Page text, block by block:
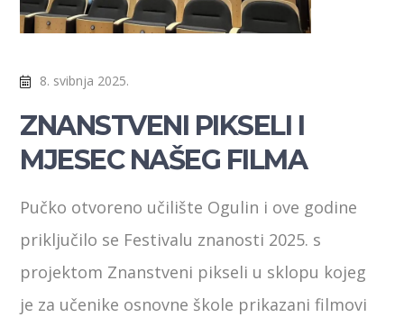
8. svibnja 2025.
ZNANSTVENI PIKSELI I
MJESEC NAŠEG FILMA
Pučko otvoreno učilište Ogulin i ove godine
priključilo se Festivalu znanosti 2025. s
projektom Znanstveni pikseli u sklopu kojeg
je za učenike osnovne škole prikazani filmovi